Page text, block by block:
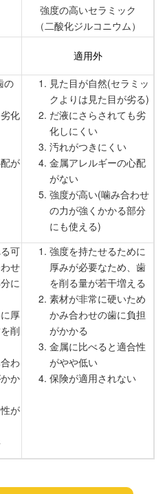
強度の高いセラミック
（二酸化ジルコニウム）
適用外
の
化
が
見た目が自然(セラミッ
クよりは見た目が劣る)
だ液にさらされても劣
化しにくい
汚れがつきにくい
金属アレルギーの心配
がない
強度が高い(噛み合わせ
の力が強くかかる部分
にも使える)
可
せ
に
厚
削
わ
か
が
強度を持たせるために
厚みが必要なため、歯
を削る量が若干増える
素材が非常に硬いため
かみ合わせの歯に負担
がかかる
金属に比べると適合性
がやや低い
保険が適用されない